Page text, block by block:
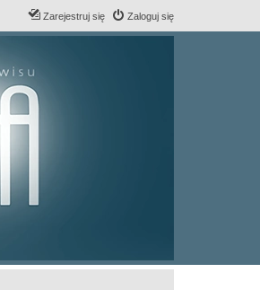
Zaloguj się
Zarejestruj się